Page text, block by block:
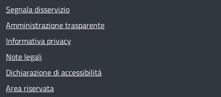
Segnala disservizio
Amministrazione trasparente
Informativa privacy
Note legali
Dichiarazione di accessibilità
Area riservata